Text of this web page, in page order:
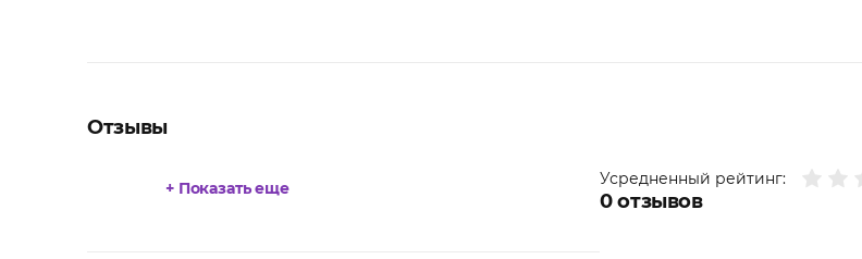
Отзывы
Усредненный рейтинг:
0отзывов
+ Показать еще